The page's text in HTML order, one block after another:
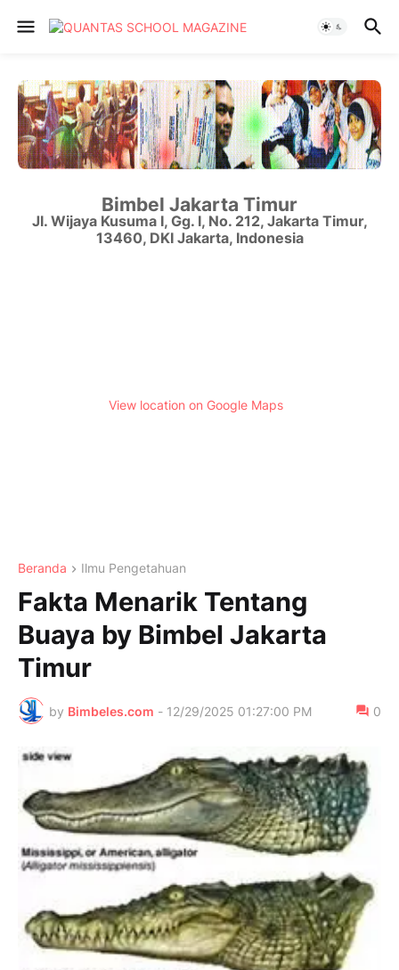
Bimbel Jakarta Timur
Jl. Wijaya Kusuma I, Gg. I, No. 212, Jakarta Timur,
13460, DKI Jakarta, Indonesia
View location on Google Maps
Beranda Ilmu Pengetahuan
Fakta Menarik Tentang
Buaya by Bimbel Jakarta
Timur
by Bimbeles.com - 12/29/2025 01:27:00 PM 0